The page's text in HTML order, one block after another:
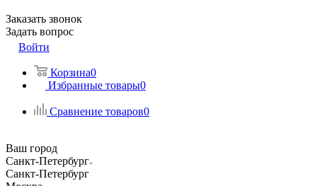
Заказать звонок
Задать вопрос
Войти
Корзина0
Избранные товары0
Сравнение товаров0
Ваш город
Санкт-Петербург
Санкт-Петербург